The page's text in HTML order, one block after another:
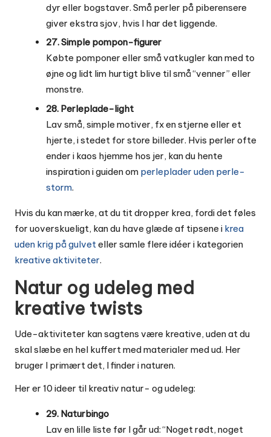
dyr eller bogstaver. Små perler på piberensere
giver ekstra sjov, hvis I har det liggende.
27. Simple pompon-figurer
Købte pomponer eller små vatkugler kan med to
øjne og lidt lim hurtigt blive til små “venner” eller
monstre.
28. Perleplade-light
Lav små, simple motiver, fx en stjerne eller et
hjerte, i stedet for store billeder. Hvis perler ofte
ender i kaos hjemme hos jer, kan du hente
inspiration i guiden om perleplader uden perle-
storm.
Hvis du kan mærke, at du tit dropper krea, fordi det føles
for uoverskueligt, kan du have glæde af tipsene i krea
uden krig på gulvet eller samle flere idéer i kategorien
kreative aktiviteter.
Natur og udeleg med
kreative twists
Ude-aktiviteter kan sagtens være kreative, uden at du
skal slæbe en hel kuffert med materialer med ud. Her
bruger I primært det, I finder i naturen.
Her er 10 ideer til kreativ natur- og udeleg:
29. Naturbingo
Lav en lille liste før I går ud: “Noget rødt, noget